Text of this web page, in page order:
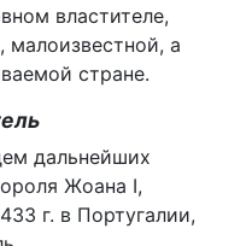
властителе,
а
стране.
дальнейших
Жоана I,
г. в Португалии,